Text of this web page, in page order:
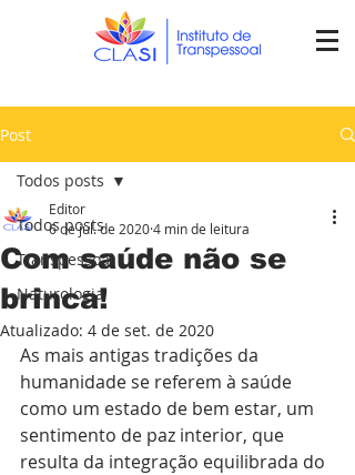
Post
Todos posts
Transpessoal
Naturologia
Todos posts
Com saúde não se
brinca!
Editor
6 de jul. de 20204 min de leitura
Atualizado: 4 de set. de 2020
As mais antigas tradições da
humanidade se referem à saúde
como um estado de bem estar, um
sentimento de paz interior, que
resulta da integração equilibrada do